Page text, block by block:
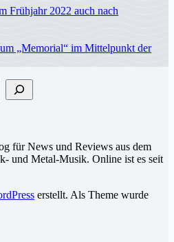
Frühjahr 2022 auch nach
„Memorial“ im Mittelpunkt der
für News und Reviews aus dem
und Metal-Musik. Online ist es seit
erstellt. Als Theme wurde